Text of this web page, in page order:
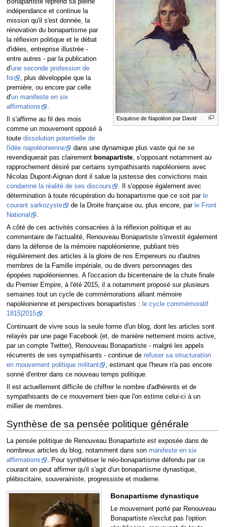
Esquisse de Napoléon par David
indépendance et continue la
mission qu'il s'est donnée, la
rénovation du bonapartisme par
la réflexion politique et le débat
d'idées, entreprise illustrée -
entre autres - par la publication
d'une seconde profession de
foi
, plus développée que la
première, ou encore par celle
d'un manifeste en six
affirmations
Il s'affirme au fil des mois
comme un mouvement opposé à
toute dissolution potentielle de
l'idée napoléonienne
dans une dynamique plus vaste qui ne se
revendiquerait pas clairement bonapartiste, s'opposant notamment au
rapprochement désiré par certains sympathisants napoléoniens avec
Nicolas Dupont-Aignan dont il salue la justesse des convictions mais
condamne la réalité de ses discours
. Il s'oppose également avec
détermination à toute récupération du bonapartisme que ce soit par le
courant sarkozyste
de la Droite française ou, plus encore, par le Front
National
.
A côté de ces activités consacrées à la réflexion politique et au
commentaire de l'actualité, Renouveau Bonapartiste s'investit également
dans la défense de la mémoire napoléonienne, publiant très
régulièrement des articles à la gloire de nos Empereurs ou d'autres
membres de la Famille impériale, ou de divers personnages des
épopées napoléoniennes. A l'occasion du bicentenaire de la chute finale
du Premier Empire, à l'été 2015, il a notamment proposé sur plusieurs
semaines tout un cycle de commémorations alliant mémoire
napoléonienne et perspectives bonapartistes : le cycle commémoratif
1815|2015
.
Continuant de vivre sous la seule forme d'un blog, dont les articles sont
relayés par une page Facebook (et, de manière nettement moins active,
par un compte Twitter), Renouveau Bonapartiste - malgré les appels
récurrents de ses sympathisants - continue de refuser sa structuration
en mouvement politique militant
, estimant que l'heure n'a pas encore
sonné d'entrer dans ce nouveau temps politique.
Il est actuellement difficile de chiffrer le nombre d'adhérents et de
sympathisants de ce mouvement bien que l'on estime celui-ci à un
millier de membres.
Synthèse de sa pensée politique générale
La pensée politique de Renouveau Bonapartiste est exposée dans de
nombreux articles du blog, notamment dans son manifeste en six
affirmations
. Pour synthétiser le néo-bonapartisme défendu par ce
courant on peut affirmer qu'il s'agit d'un bonapartisme dynastique,
plébiscitaire, souverainiste, progressiste et moderne.
Bonapartisme dynastique
Le mouvement porté par Renouveau
Bonapartiste n'exclut pas l'option